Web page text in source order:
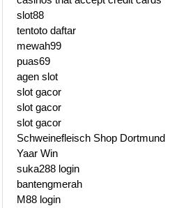
slot88
tentoto daftar
mewah99
puas69
agen slot
slot gacor
slot gacor
slot gacor
Schweinefleisch Shop Dortmund
Yaar Win
suka288 login
bantengmerah
M88 login